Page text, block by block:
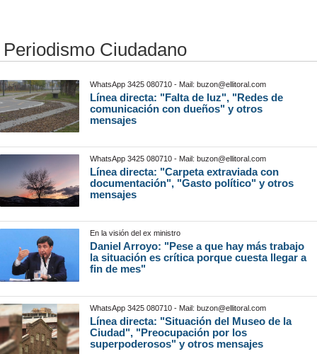
Periodismo Ciudadano
WhatsApp 3425 080710 - Mail: buzon@ellitoral.com
Línea directa: "Falta de luz", "Redes de
comunicación con dueños" y otros
mensajes
WhatsApp 3425 080710 - Mail: buzon@ellitoral.com
Línea directa: "Carpeta extraviada con
documentación", "Gasto político" y otros
mensajes
En la visión del ex ministro
Daniel Arroyo: "Pese a que hay más trabajo
la situación es crítica porque cuesta llegar a
fin de mes"
WhatsApp 3425 080710 - Mail: buzon@ellitoral.com
Línea directa: "Situación del Museo de la
Ciudad", "Preocupación por los
superpoderosos" y otros mensajes